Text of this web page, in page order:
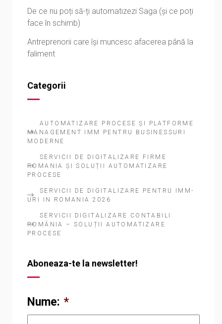
De ce nu poți să-ți automatizezi Saga (și ce poți
face în schimb)
Antreprenorii care își muncesc afacerea până la
faliment
Categorii
AUTOMATIZARE PROCESE ȘI PLATFORME
MANAGEMENT IMM PENTRU BUSINESSURI
MODERNE
SERVICII DE DIGITALIZARE FIRME
ROMANIA ȘI SOLUȚII AUTOMATIZARE
PROCESE
SERVICII DE DIGITALIZARE PENTRU IMM-
URI IN ROMANIA 2026
SERVICII DIGITALIZARE CONTABILI
ROMÂNIA – SOLUȚII AUTOMATIZARE
PROCESE
Aboneaza-te la newsletter!
Nume: *